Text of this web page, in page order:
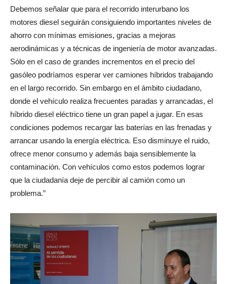
Debemos señalar que para el recorrido interurbano los
motores diesel seguirán consiguiendo importantes niveles de
ahorro con mínimas emisiones, gracias a mejoras
aerodinámicas y a técnicas de ingeniería de motor avanzadas.
Sólo en el caso de grandes incrementos en el precio del
gasóleo podríamos esperar ver camiones híbridos trabajando
en el largo recorrido. Sin embargo en el ámbito ciudadano,
donde el vehículo realiza frecuentes paradas y arrancadas, el
híbrido diesel eléctrico tiene un gran papel a jugar. En esas
condiciones podemos recargar las baterías en las frenadas y
arrancar usando la energía eléctrica. Eso disminuye el ruido,
ofrece menor consumo y además baja sensiblemente la
contaminación. Con vehículos como estos podemos lograr
que la ciudadanía deje de percibir al camión como un
problema.”